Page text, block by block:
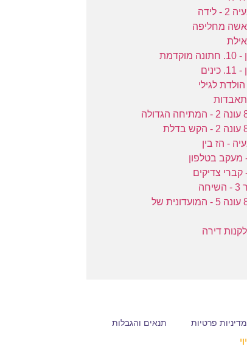
23:28 - שנות ה-80 עונה 5 - המועדונית של
מדיניות פרטיות תנאים והגבלות